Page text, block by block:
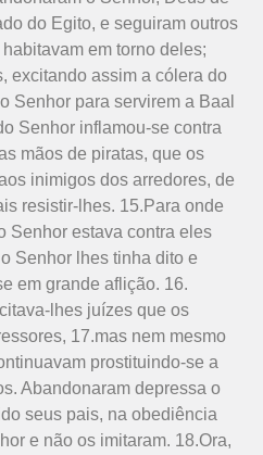
do Egito, e seguiram outros
em torno deles;
excitando assim a cólera do
Senhor para servirem a Baal
Senhor inflamou-se contra
mãos de piratas, que os
inimigos dos arredores, de
resistir-lhes. 15.Para onde
Senhor estava contra eles
Senhor lhes tinha dito e
em grande aflição. 16.
lhes juízes que os
17.mas nem mesmo
prostituindo-se a
Abandonaram depressa o
seus pais, na obediência
e não os imitaram. 18.Ora,